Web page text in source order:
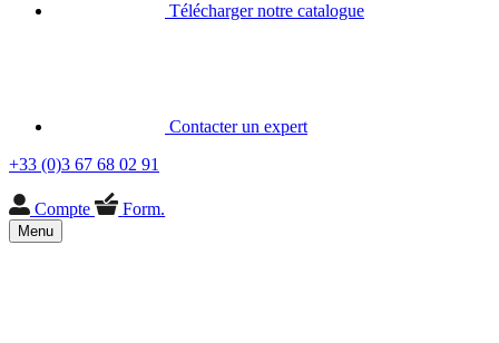
Télécharger notre catalogue
Contacter un expert
+33 (0)3 67 68 02 91
Compte Form.
Menu